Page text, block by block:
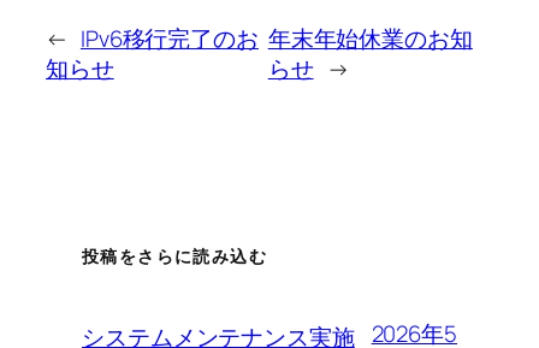
← IPv6移行完了のお
知らせ
年末年始休業のお知
らせ →
投稿をさらに読み込む
システムメンテナンス実施 2026年5